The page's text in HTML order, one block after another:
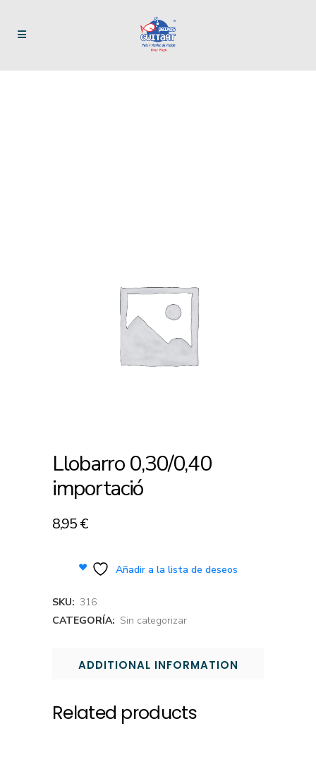
Llobarro 0,30/0,40
importació
8,95€
Añadir a la lista de deseos
SKU: 316
CATEGORÍA: Sin categorizar
ADDITIONAL INFORMATION
Related products